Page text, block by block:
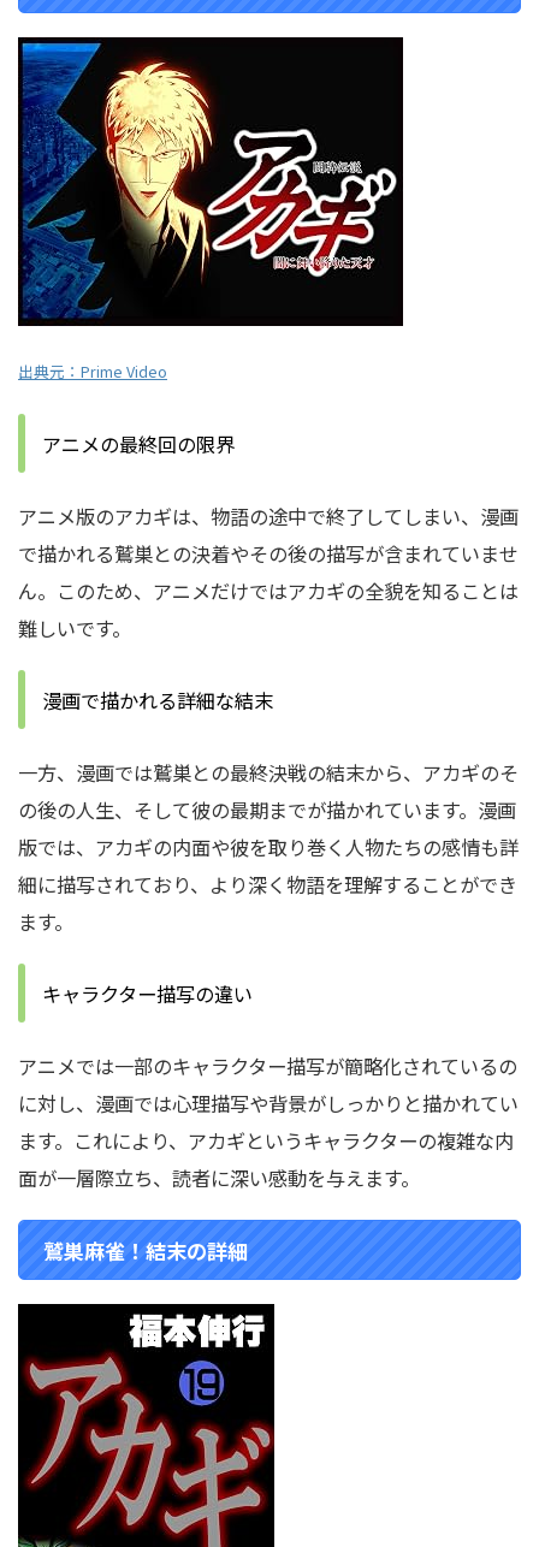
出典元：Prime Video
アニメの最終回の限界
アニメ版のアカギは、物語の途中で終了してしまい、漫画
で描かれる鷲巣との決着やその後の描写が含まれていませ
ん。このため、アニメだけではアカギの全貌を知ることは
難しいです。
漫画で描かれる詳細な結末
一方、漫画では鷲巣との最終決戦の結末から、アカギのそ
の後の人生、そして彼の最期までが描かれています。漫画
版では、アカギの内面や彼を取り巻く人物たちの感情も詳
細に描写されており、より深く物語を理解することができ
ます。
キャラクター描写の違い
アニメでは一部のキャラクター描写が簡略化されているの
に対し、漫画では心理描写や背景がしっかりと描かれてい
ます。これにより、アカギというキャラクターの複雑な内
面が一層際立ち、読者に深い感動を与えます。
鷲巣麻雀！結末の詳細